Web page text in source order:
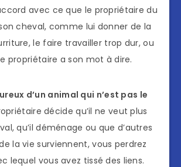
avec ce que le propriétaire du
cheval, comme lui donner de la
le faire travailler trop dur, ou
propriétaire a son mot à dire.
d’un animal qui n’est pas le
décide qu’il ne veut plus
qu’il déménage ou que d’autres
la vie surviennent, vous perdrez
lequel vous avez tissé des liens.